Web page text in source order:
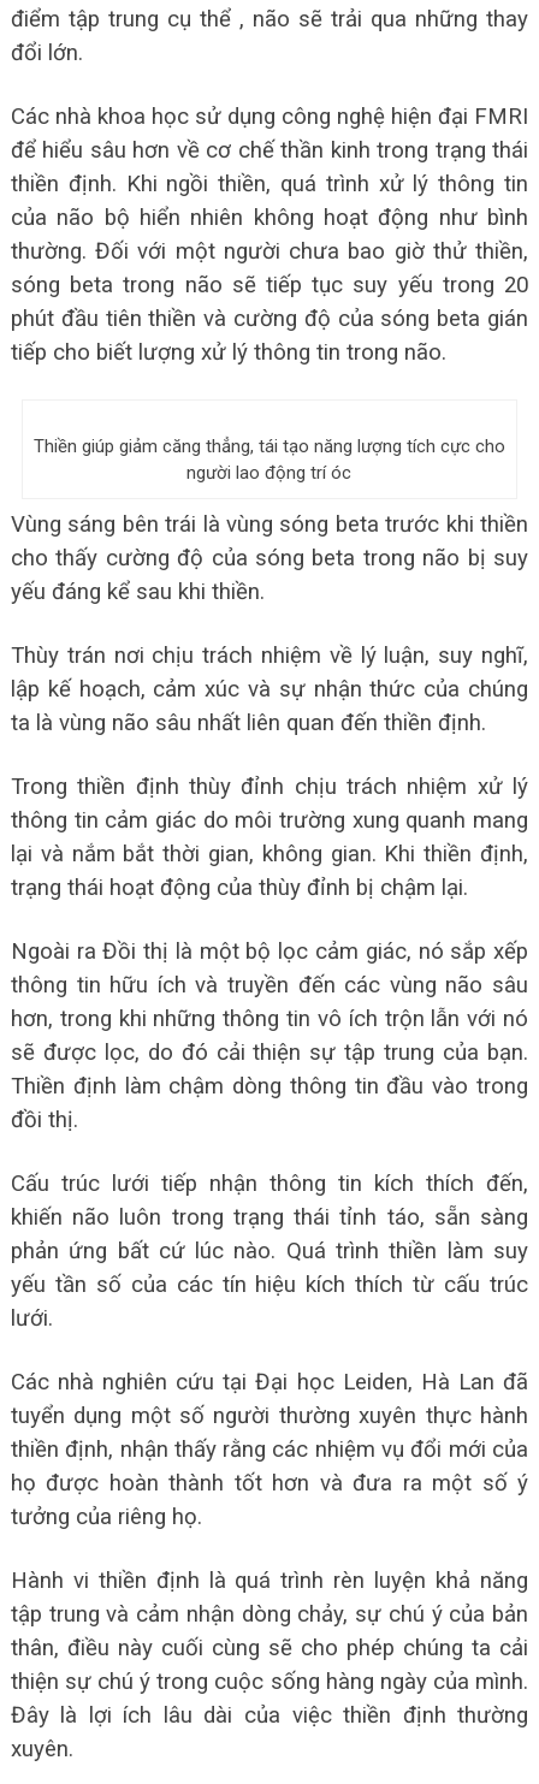
điểm tập trung cụ thể , não sẽ trải qua những thay
đổi lớn.
Các nhà khoa học sử dụng công nghệ hiện đại FMRI
để hiểu sâu hơn về cơ chế thần kinh trong trạng thái
thiền định. Khi ngồi thiền, quá trình xử lý thông tin
của não bộ hiển nhiên không hoạt động như bình
thường. Đối với một người chưa bao giờ thử thiền,
sóng beta trong não sẽ tiếp tục suy yếu trong 20
phút đầu tiên thiền và cường độ của sóng beta gián
tiếp cho biết lượng xử lý thông tin trong não.
Thiền giúp giảm căng thẳng, tái tạo năng lượng tích cực cho
người lao động trí óc
Vùng sáng bên trái là vùng sóng beta trước khi thiền
cho thấy cường độ của sóng beta trong não bị suy
yếu đáng kể sau khi thiền.
Thùy trán nơi chịu trách nhiệm về lý luận, suy nghĩ,
lập kế hoạch, cảm xúc và sự nhận thức của chúng
ta là vùng não sâu nhất liên quan đến thiền định.
Trong thiền định thùy đỉnh chịu trách nhiệm xử lý
thông tin cảm giác do môi trường xung quanh mang
lại và nắm bắt thời gian, không gian. Khi thiền định,
trạng thái hoạt động của thùy đỉnh bị chậm lại.
Ngoài ra Đồi thị là một bộ lọc cảm giác, nó sắp xếp
thông tin hữu ích và truyền đến các vùng não sâu
hơn, trong khi những thông tin vô ích trộn lẫn với nó
sẽ được lọc, do đó cải thiện sự tập trung của bạn.
Thiền định làm chậm dòng thông tin đầu vào trong
đồi thị.
Cấu trúc lưới tiếp nhận thông tin kích thích đến,
khiến não luôn trong trạng thái tỉnh táo, sẵn sàng
phản ứng bất cứ lúc nào. Quá trình thiền làm suy
yếu tần số của các tín hiệu kích thích từ cấu trúc
lưới.
Các nhà nghiên cứu tại Đại học Leiden, Hà Lan đã
tuyển dụng một số người thường xuyên thực hành
thiền định, nhận thấy rằng các nhiệm vụ đổi mới của
họ được hoàn thành tốt hơn và đưa ra một số ý
tưởng của riêng họ.
Hành vi thiền định là quá trình rèn luyện khả năng
tập trung và cảm nhận dòng chảy, sự chú ý của bản
thân, điều này cuối cùng sẽ cho phép chúng ta cải
thiện sự chú ý trong cuộc sống hàng ngày của mình.
Đây là lợi ích lâu dài của việc thiền định thường
xuyên.